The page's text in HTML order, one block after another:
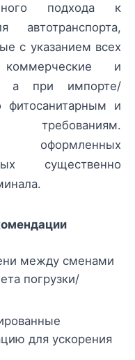
подхода к
автотранспорта,
с указанием всех
и
а при импорте/
и
требованиям.
оформленных
существенно
между сменами
погрузки/
для ускорения